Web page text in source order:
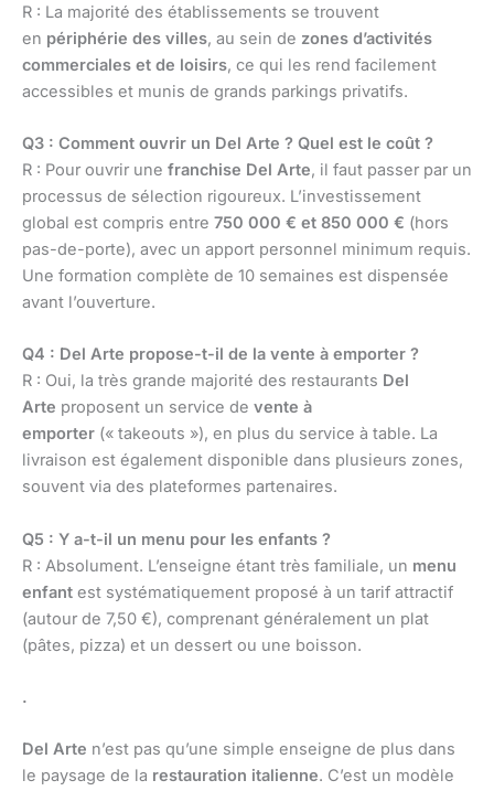
R : La majorité des établissements se trouvent
en périphérie des villes, au sein de zones d’activités
commerciales et de loisirs, ce qui les rend facilement
accessibles et munis de grands parkings privatifs.
Q3 : Comment ouvrir un Del Arte ? Quel est le coût ?
R : Pour ouvrir une franchise Del Arte, il faut passer par un
processus de sélection rigoureux. L’investissement
global est compris entre 750 000 € et 850 000 € (hors
pas-de-porte), avec un apport personnel minimum requis.
Une formation complète de 10 semaines est dispensée
avant l’ouverture.
Q4 : Del Arte propose-t-il de la vente à emporter ?
R : Oui, la très grande majorité des restaurants Del
Arte proposent un service de vente à
emporter (« takeouts »), en plus du service à table. La
livraison est également disponible dans plusieurs zones,
souvent via des plateformes partenaires.
Q5 : Y a-t-il un menu pour les enfants ?
R : Absolument. L’enseigne étant très familiale, un menu
enfant est systématiquement proposé à un tarif attractif
(autour de 7,50 €), comprenant généralement un plat
(pâtes, pizza) et un dessert ou une boisson.
.
Del Arte n’est pas qu’une simple enseigne de plus dans
le paysage de la restauration italienne. C’est un modèle